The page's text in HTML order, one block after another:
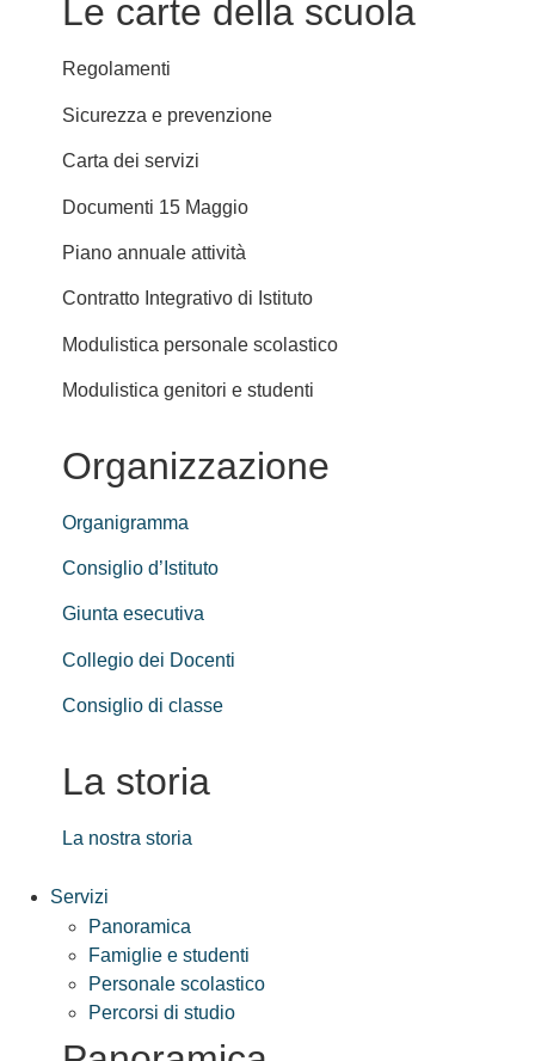
Le carte della scuola
Regolamenti
Sicurezza e prevenzione
Carta dei servizi
Documenti 15 Maggio
Piano annuale attività
Contratto Integrativo di Istituto
Modulistica personale scolastico
Modulistica genitori e studenti
Organizzazione
Organigramma
Consiglio d’Istituto
Giunta esecutiva
Collegio dei Docenti
Consiglio di classe
La storia
La nostra storia
Servizi
Panoramica
Famiglie e studenti
Personale scolastico
Percorsi di studio